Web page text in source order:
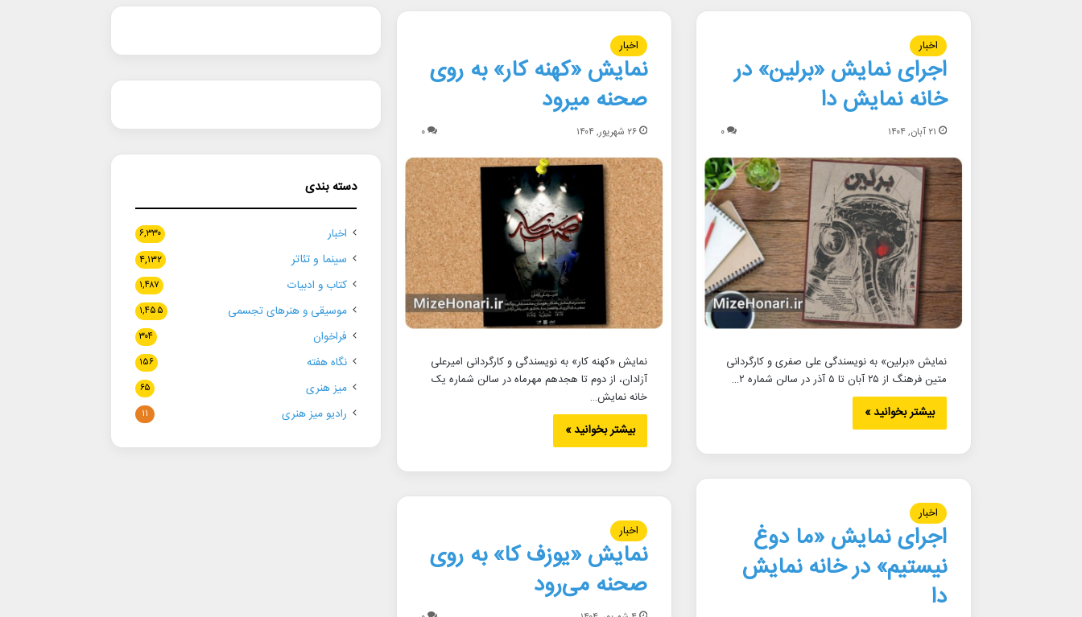
اخبار
اجرای نمایش «برلین» در
خانه نمایش دا
۲۱ آبان, ۱۴۰۴ ۰
نمایش «برلین» به نویسندگی علی صفری و کارگردانی
متین فرهنگ از ۲۵ آبان تا ۵ آذر در سالن شماره ۲…
بیشتر بخوانید »
اخبار
نمایش «کهنه کار» به روی
صحنه میرود
۲۶ شهریور, ۱۴۰۴ ۰
نمایش «کهنه کار» به نویسندگی و کارگردانی امیرعلی
آزادان، از دوم تا هجدهم مهرماه در سالن شماره یک
خانه نمایش…
بیشتر بخوانید »
اخبار
اجرای نمایش «ما دوغ
نیستیم» در خانه نمایش
دا
اخبار
نمایش «یوزف کا» به روی
صحنه می‌رود
دسته بندی
اخبار ۶,۳۳۰
سینما و تئاتر ۴,۱۳۲
کتاب و ادبیات ۱,۴۸۷
موسیقی و هنرهای تجسمی ۱,۴۵۵
فراخوان ۳۰۴
نگاه هفته ۱۵۶
میز هنری ۶۵
رادیو میز هنری ۱۱